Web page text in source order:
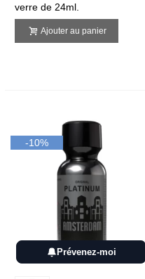
verre de 24ml.
Ajouter au panier
Prévenez-moi
-10%